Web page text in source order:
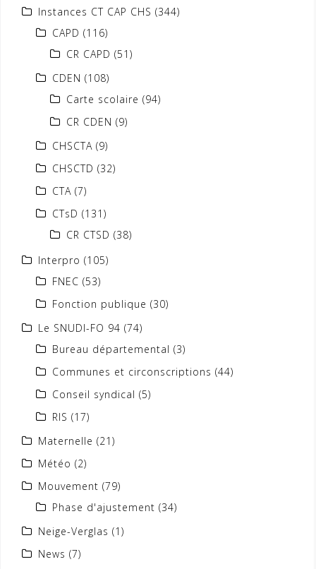
Instances CT CAP CHS (344)
CAPD (116)
CR CAPD (51)
CDEN (108)
Carte scolaire (94)
CR CDEN (9)
CHSCTA (9)
CHSCTD (32)
CTA (7)
CTsD (131)
CR CTSD (38)
Interpro (105)
FNEC (53)
Fonction publique (30)
Le SNUDI-FO 94 (74)
Bureau départemental (3)
Communes et circonscriptions (44)
Conseil syndical (5)
RIS (17)
Maternelle (21)
Météo (2)
Mouvement (79)
Phase d'ajustement (34)
Neige-Verglas (1)
News (7)